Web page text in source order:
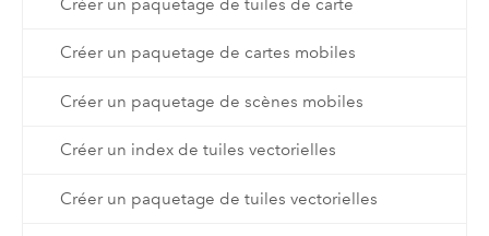
Créer un paquetage de tuiles de carte
Créer un paquetage de cartes mobiles
Créer un paquetage de scènes mobiles
Créer un index de tuiles vectorielles
Créer un paquetage de tuiles vectorielles